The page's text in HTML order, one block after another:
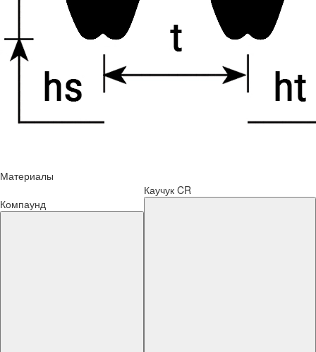
Материалы
Компаунд
Каучук CR